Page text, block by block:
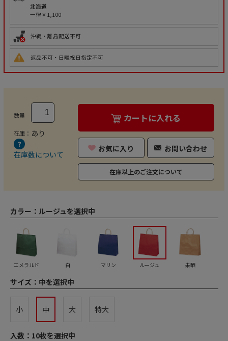
北海道
一律￥1,100
沖縄・離島配送不可
返品不可・日曜祝日指定不可
数量
在庫： あり
在庫数について
カートに入れる
お気に入り お問い合わせ
在庫以上のご注文について
カラー： ルージュを選択中
エメラルド 白 マリン ルージュ 未晒
サイズ： 中を選択中
小 中 大 特大
入数： 10枚を選択中